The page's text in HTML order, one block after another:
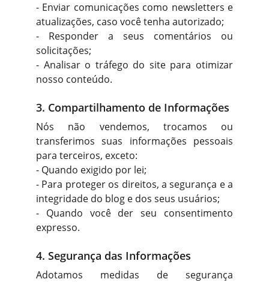
- Enviar comunicações como newsletters e
atualizações, caso você tenha autorizado;
- Responder a seus comentários ou
solicitações;
- Analisar o tráfego do site para otimizar
nosso conteúdo.
3. Compartilhamento de Informações
Nós não vendemos, trocamos ou
transferimos suas informações pessoais
para terceiros, exceto:
- Quando exigido por lei;
- Para proteger os direitos, a segurança e a
integridade do blog e dos seus usuários;
- Quando você der seu consentimento
expresso.
4. Segurança das Informações
Adotamos medidas de segurança